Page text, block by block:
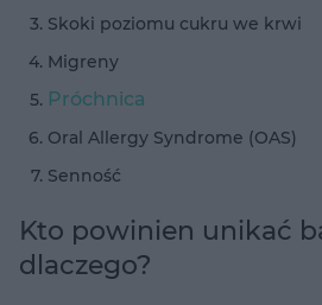
Skoki poziomu cukru we krwi
Migreny
Próchnica
Oral Allergy Syndrome (OAS)
Senność
Kto powinien unikać
dlaczego?